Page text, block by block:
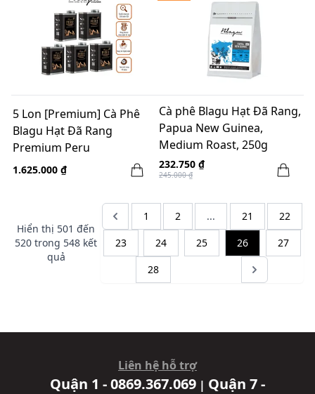
5 Lon [Premium] Cà Phê
Blagu Hạt Đã Rang
Premium Peru
Chanchamayo - Medium
1.625.000 ₫
Cà phê Blagu Hạt Đã Rang,
Papua New Guinea,
Medium Roast, 250g
232.750 ₫
245.000 ₫
Hiển thị 501 đến
520 trong 548 kết
quả
1 2 ... 21
22
23
24 25 26
27
28
Liên hệ hỗ trợ
Quận 1 - 0869.367.069 | Quận 7 -